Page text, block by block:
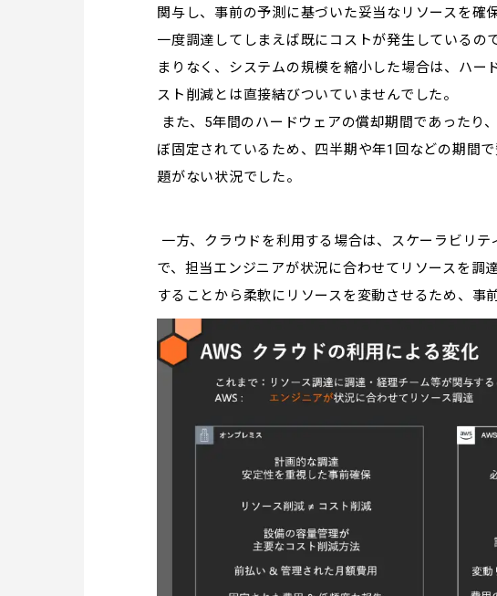
関与し、事前の予測に基づいた妥当なリソースを確
一度調達してしまえば既にコストが発生しているの
まりなく、システムの規模を縮小した場合は、ハー
スト削減とは直接結びついていませんでした。
また、5年間のハードウェアの償却期間であったり
ぼ固定されているため、四半期や年1回などの期間
題がない状況でした。
一方、クラウドを利用する場合は、スケーラビリ
で、担当エンジニアが状況に合わせてリソースを調
することから柔軟にリソースを変動させるため、事